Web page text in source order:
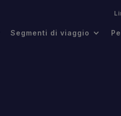
Segmenti di viaggio